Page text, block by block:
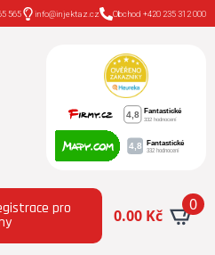
565 info@injektaz.cz Obchod +420 235 312 000
pro 0.00 Kč
0
Pistole vytlačovací na